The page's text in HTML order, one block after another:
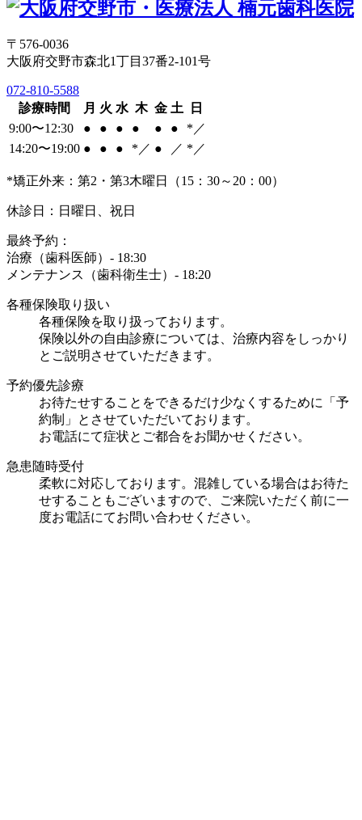
〒576-0036
大阪府交野市森北1丁目37番2-101号
072-810-5588
診療時間
月 火 水 木 金 土
日
9:00〜12:30
● ● ● ● ● ●
*／
14:20〜19:00 ● ● ● *／ ● ／ *／
*矯正外来： 第2・第3木曜日（15：30～20：00）
休診日：日曜日、祝日
最終予約：
治療（歯科医師）- 18:30
メンテナンス（歯科衛生士）- 18:20
各種保険取り扱い
各種保険を取り扱っております。
保険以外の自由診療については、治療内容をしっかり
とご説明させていただきます。
予約優先診療
お待たせすることをできるだけ少なくするために「予
約制」とさせていただいております。
お電話にて症状とご都合をお聞かせください。
急患随時受付
柔軟に対応しております。混雑している場合はお待た
せすることもございますので、ご来院いただく前に一
度お電話にてお問い合わせください。